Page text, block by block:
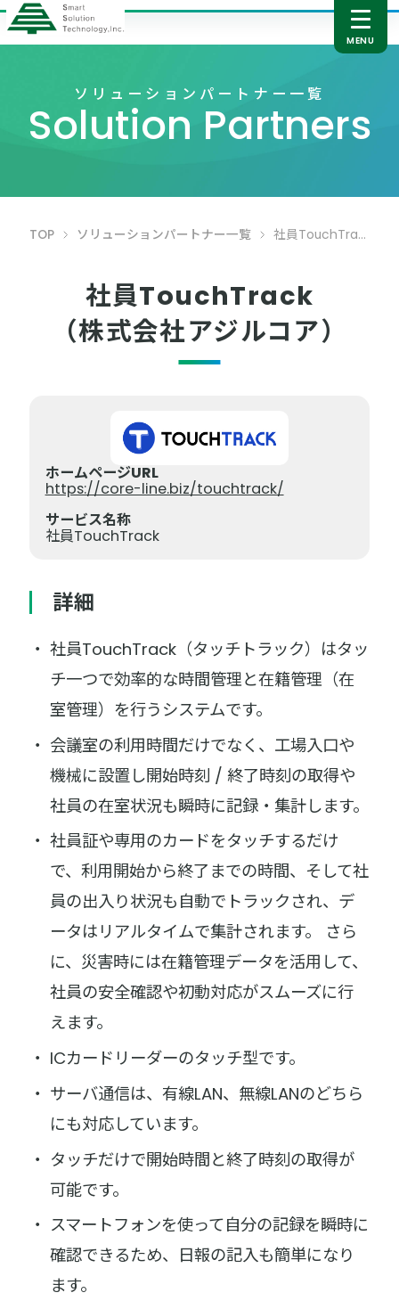
ソリューションパートナー一覧
Solution Partners
TOP ソリューションパートナー一覧 社員TouchTrack
社員TouchTrack
（株式会社アジルコア）
ホームページURL
https://core-line.biz/touchtrack/
サービス名称
社員TouchTrack
詳細
社員TouchTrack（タッチトラック）はタッ
チ一つで効率的な時間管理と在籍管理（在
室管理）を行うシステムです。
会議室の利用時間だけでなく、工場入口や
機械に設置し開始時刻 / 終了時刻の取得や
社員の在室状況も瞬時に記録・集計します。
社員証や専用のカードをタッチするだけ
で、利用開始から終了までの時間、そして社
員の出入り状況も自動でトラックされ、デ
ータはリアルタイムで集計されます。 さら
に、災害時には在籍管理データを活用して、
社員の安全確認や初動対応がスムーズに行
えます。
ICカードリーダーのタッチ型です。
サーバ通信は、有線LAN、無線LANのどちら
にも対応しています。
タッチだけで開始時間と終了時刻の取得が
可能です。
スマートフォンを使って自分の記録を瞬時に
確認できるため、日報の記入も簡単になり
ます。